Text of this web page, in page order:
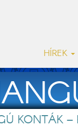
HÍREK
KONTÁK –